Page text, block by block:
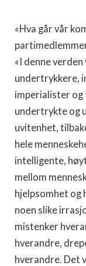
«Hva går vår
«I denne
undertrykkere,
imperialister og
undertrykte og
uvitenhet,
hele
intelligente,
mellom
hjelpsomhet og
noen slike
mistenker
hverandre,
hverandre. Det